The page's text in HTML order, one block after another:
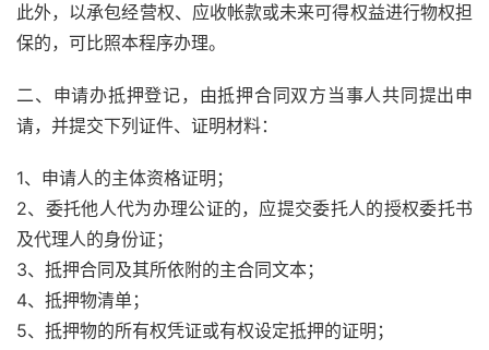
此外，以承包经营权、应收帐款或未来可得权益进行物权担
保的，可比照本程序办理。
二、申请办抵押登记，由抵押合同双方当事人共同提出申
请，并提交下列证件、证明材料：
1、申请人的主体资格证明；
2、委托他人代为办理公证的，应提交委托人的授权委托书
及代理人的身份证；
3、抵押合同及其所依附的主合同文本；
4、抵押物清单；
5、抵押物的所有权凭证或有权设定抵押的证明；